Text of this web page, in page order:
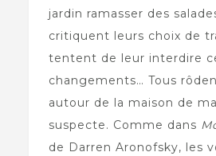
jardin ramasser des
critiquent leurs choix de
tentent de leur interdire
changements… Tous
autour de la maison de
suspecte. Comme dans
de Darren Aronofsky, les